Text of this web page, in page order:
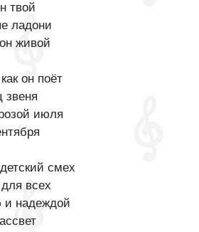
твой
ладони
живой
он поёт
звеня
июля
смех
всех
надеждой